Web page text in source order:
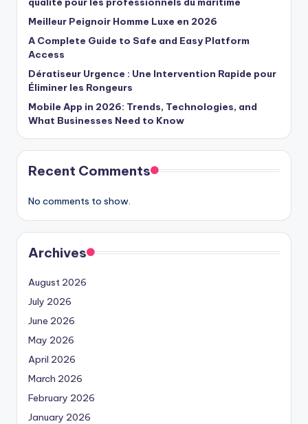
Meilleur Peignoir Homme Luxe en 2026
A Complete Guide to Safe and Easy Platform
Access
Dératiseur Urgence : Une Intervention Rapide pour
Éliminer les Rongeurs
Mobile App in 2026: Trends, Technologies, and
What Businesses Need to Know
Recent Comments
No comments to show.
Archives
August 2026
July 2026
June 2026
May 2026
April 2026
March 2026
February 2026
January 2026